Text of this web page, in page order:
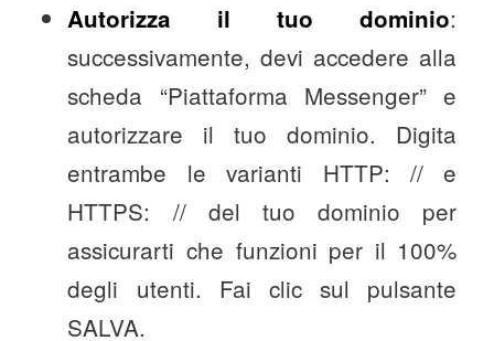
Autorizza il tuo dominio:
successivamente, devi accedere alla
scheda “Piattaforma Messenger” e
autorizzare il tuo dominio. Digita
entrambe le varianti HTTP: // e
HTTPS: // del tuo dominio per
assicurarti che funzioni per il 100%
degli utenti. Fai clic sul pulsante
SALVA.